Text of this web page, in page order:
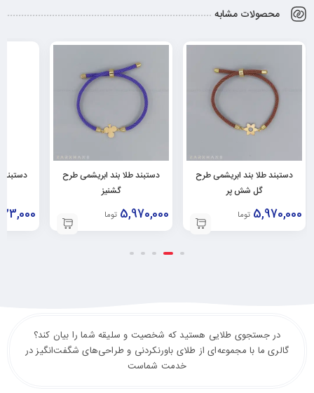
محصولات مشابه
دستبند طلا بند ابریشمی طرح
گل شش پر
5,970,000 تومان
دستبند طلا بند ابریشمی طرح
گشنیز
5,970,000 تومان
دستبند
در جستجوی طلایی هستید که شخصیت و سلیقه شما را بیان کند؟
گالری ما با مجموعه‌ای از طلای باورنکردنی و طراحی‌های شگفت‌انگیز در
خدمت شماست